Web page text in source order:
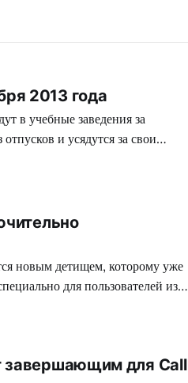
2013 года
в учебные заведения за
и усядутся за свои
настоящих геймеров? Тем более,
новым детищем, которому уже
для пользователей из
мультиплеерная версия
завершающим для Call